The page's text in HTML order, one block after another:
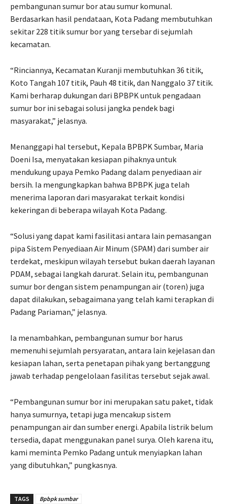
pembangunan sumur bor atau sumur komunal.
Berdasarkan hasil pendataan, Kota Padang membutuhkan
sekitar 228 titik sumur bor yang tersebar di sejumlah
kecamatan.
“Rinciannya, Kecamatan Kuranji membutuhkan 36 titik,
Koto Tangah 107 titik, Pauh 48 titik, dan Nanggalo 37 titik.
Kami berharap dukungan dari BPBPK untuk pengadaan
sumur bor ini sebagai solusi jangka pendek bagi
masyarakat,” jelasnya.
Menanggapi hal tersebut, Kepala BPBPK Sumbar, Maria
Doeni Isa, menyatakan kesiapan pihaknya untuk
mendukung upaya Pemko Padang dalam penyediaan air
bersih. Ia mengungkapkan bahwa BPBPK juga telah
menerima laporan dari masyarakat terkait kondisi
kekeringan di beberapa wilayah Kota Padang.
“Solusi yang dapat kami fasilitasi antara lain pemasangan
pipa Sistem Penyediaan Air Minum (SPAM) dari sumber air
terdekat, meskipun wilayah tersebut bukan daerah layanan
PDAM, sebagai langkah darurat. Selain itu, pembangunan
sumur bor dengan sistem penampungan air (toren) juga
dapat dilakukan, sebagaimana yang telah kami terapkan di
Padang Pariaman,” jelasnya.
Ia menambahkan, pembangunan sumur bor harus
memenuhi sejumlah persyaratan, antara lain kejelasan dan
kesiapan lahan, serta penetapan pihak yang bertanggung
jawab terhadap pengelolaan fasilitas tersebut sejak awal.
“Pembangunan sumur bor ini merupakan satu paket, tidak
hanya sumurnya, tetapi juga mencakup sistem
penampungan air dan sumber energi. Apabila listrik belum
tersedia, dapat menggunakan panel surya. Oleh karena itu,
kami meminta Pemko Padang untuk menyiapkan lahan
yang dibutuhkan,” pungkasnya.
TAGS Bpbpk sumbar